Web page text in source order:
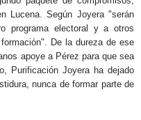
Lucena. Según Joyera "serán
programa electoral y a otros
De la dureza de ese
apoye a Pérez para que sea
Purificación Joyera ha dejado
nunca de formar parte de